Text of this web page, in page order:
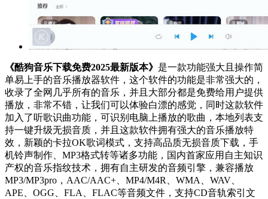
《酷狗音乐下载免费2025最新版本》 是一款功能强大且操作简
单易上手的音乐播放器软件，这个软件的功能是非常强大的，
收录了全网几乎所有的音乐，并且大部分都是免费给用户提供
播放，非常不错，让我们可以体验白漂的感觉，同时这款软件
加入了听歌识曲功能，可识别电脑上播放的歌曲，本地列表支
持一键升级无损音质，并且这款软件拥有强大的音乐播放特
效，新颖的卡拉OK歌词模式，支持高品质无损音质下载，手
机铃声制作、MP3格式转等诸多功能，国内首家应用自主知识
产权的音乐指纹技术，拥有自主研发的音频引擎，兼容播放
MP3/MP3pro，AAC/AAC+、MP4/M4R、WMA、WAV、
APE、OGG、FLA、FLAC等音频文件，支持CD音轨索引文